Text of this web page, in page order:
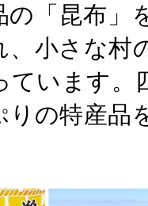
の「昆布」
、小さな村
ています。
りの特産品